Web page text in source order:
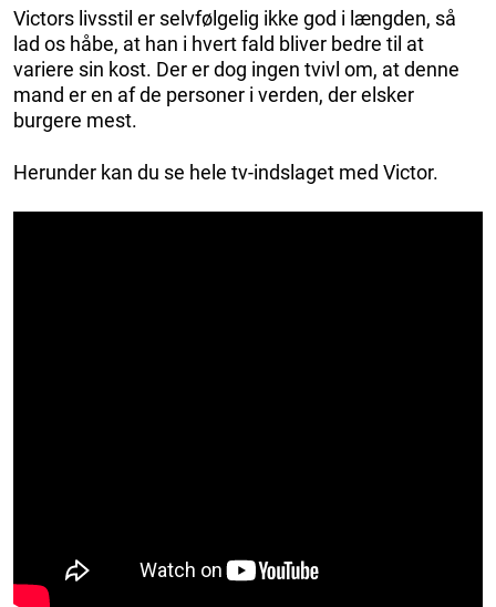
Victors livsstil er selvfølgelig ikke god i længden, så
lad os håbe, at han i hvert fald bliver bedre til at
variere sin kost. Der er dog ingen tvivl om, at denne
mand er en af ​​de personer i verden, der elsker
burgere mest.
Herunder kan du se hele tv-indslaget med Victor.